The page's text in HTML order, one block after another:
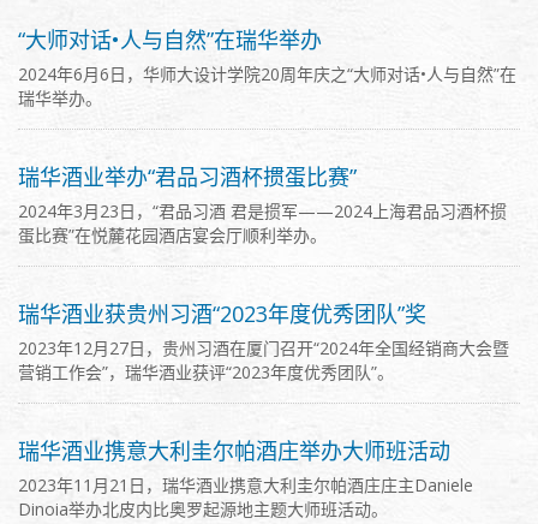
“大师对话•人与自然”在瑞华举办
2024年6月6日，华师大设计学院20周年庆之“大师对话•人与自然”在
瑞华举办。
瑞华酒业举办“君品习酒杯掼蛋比赛”
​2024年3月23日，“君品习酒 君是掼军——2024上海君品习酒杯掼
蛋比赛”在悦麓花园酒店宴会厅顺利举办。
瑞华酒业获贵州习酒“2023年度优秀团队”奖
2023年12月27日，贵州习酒在厦门召开“2024年全国经销商大会暨
营销工作会”，瑞华酒业获评“2023年度优秀团队”。
瑞华酒业携意大利圭尔帕酒庄举办大师班活动
2023年11月21日，瑞华酒业携意大利圭尔帕酒庄庄主Daniele
Dinoia举办北皮内比奥罗起源地主题大师班活动。